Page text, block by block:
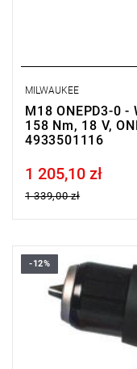
MILWAUKEE
M18 ONEPD3-0
158 Nm, 18 V,
4933501116
Price tax included
1 205,10 zł
1 339,00 zł
-12%